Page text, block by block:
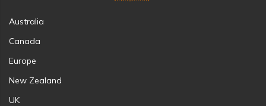
Australia
Canada
Europe
New Zealand
UK